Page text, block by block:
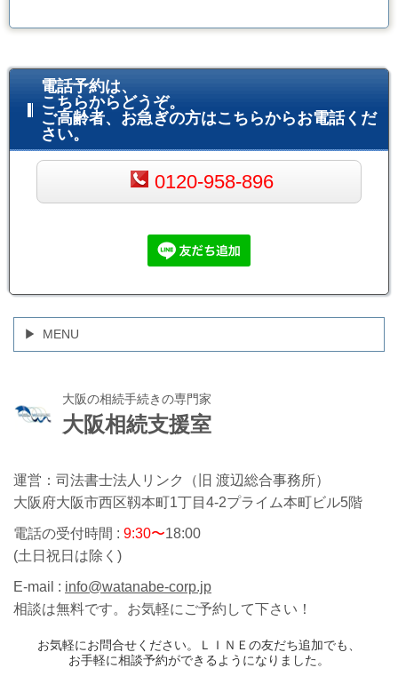
電話予約は、
こちらからどうぞ。
ご高齢者、お急ぎの方はこちらからお電話くだ
さい。
0120-958-896
MENU
大阪の相続手続きの専門家
大阪相続支援室
運営：司法書士法人リンク（旧 渡辺総合事務所）
大阪府大阪市西区靱本町1丁目4-2プライム本町ビル5階
電話の受付時間 : 9:30〜18:00
(土日祝日は除く)
E-mail : info@watanabe-corp.jp
相談は無料です。お気軽にご予約して下さい！
お気軽にお問合せください。ＬＩＮＥの友だち追加でも、
お手軽に相談予約ができるようになりました。